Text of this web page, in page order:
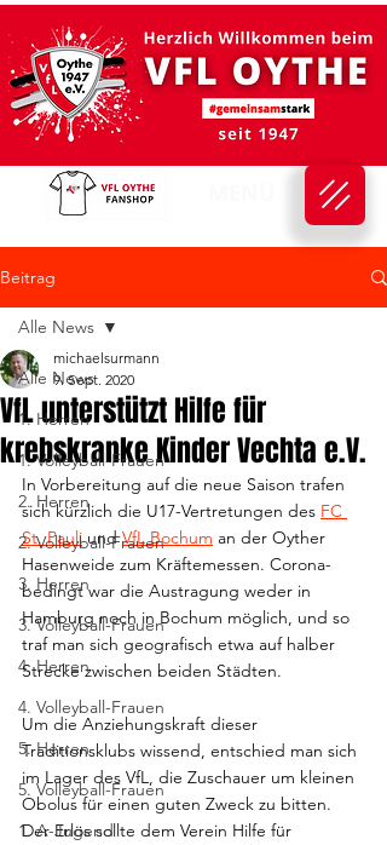
Beitrag
Alle News
1. Herren
1. Volleyball-Frauen
2. Herren
2. Volleyball-Frauen
3. Herren
3. Volleyball-Frauen
4. Herren
4. Volleyball-Frauen
5. Herren
5. Volleyball-Frauen
1. A-Jugend
Alle News
VfL unterstützt Hilfe für
krebskranke Kinder Vechta e.V.
michaelsurmann
9. Sept. 2020
In Vorbereitung auf die neue Saison trafen
sich kürzlich die U17-Vertretungen des FC
St. Pauli und VfL Bochum an der Oyther
Hasenweide zum Kräftemessen. Corona-
bedingt war die Austragung weder in
Hamburg noch in Bochum möglich, und so
traf man sich geografisch etwa auf halber
Strecke zwischen beiden Städten.
Um die Anziehungskraft dieser
Traditionsklubs wissend, entschied man sich
im Lager des VfL, die Zuschauer um kleinen
Obolus für einen guten Zweck zu bitten.
Der Erlös sollte dem Verein Hilfe für